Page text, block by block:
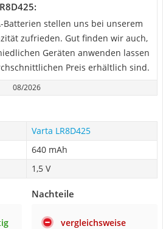
Batterien stellen uns bei unserem
zufrieden. Gut finden wir auch,
Geräten anwenden lassen
Preis erhältlich sind.
08/2026
Varta LR8D425
640 mAh
1,5 V
Nachteile
vergleichsweise